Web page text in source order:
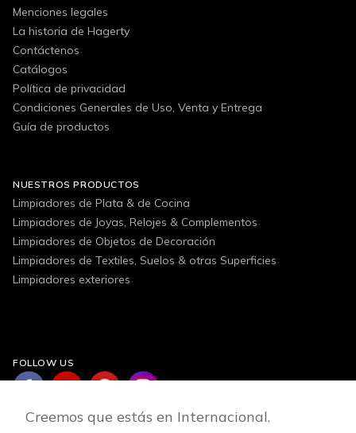
Menciones legales
La historia de Hagerty
Contáctenos
Catálogos
Política de privacidad
Condiciones Generales de Uso, Venta y Entrega
Guía de productos
NUESTROS PRODUCTOS
Limpiadores de Plata & de Cocina
Limpiadores de Joyas, Relojes & Complementos
Limpiadores de Objetos de Decoración
Limpiadores de Textiles, Suelos & otras Superficies
Limpiadores exteriores
FOLLOW US
Creemos que estás en Internacional.